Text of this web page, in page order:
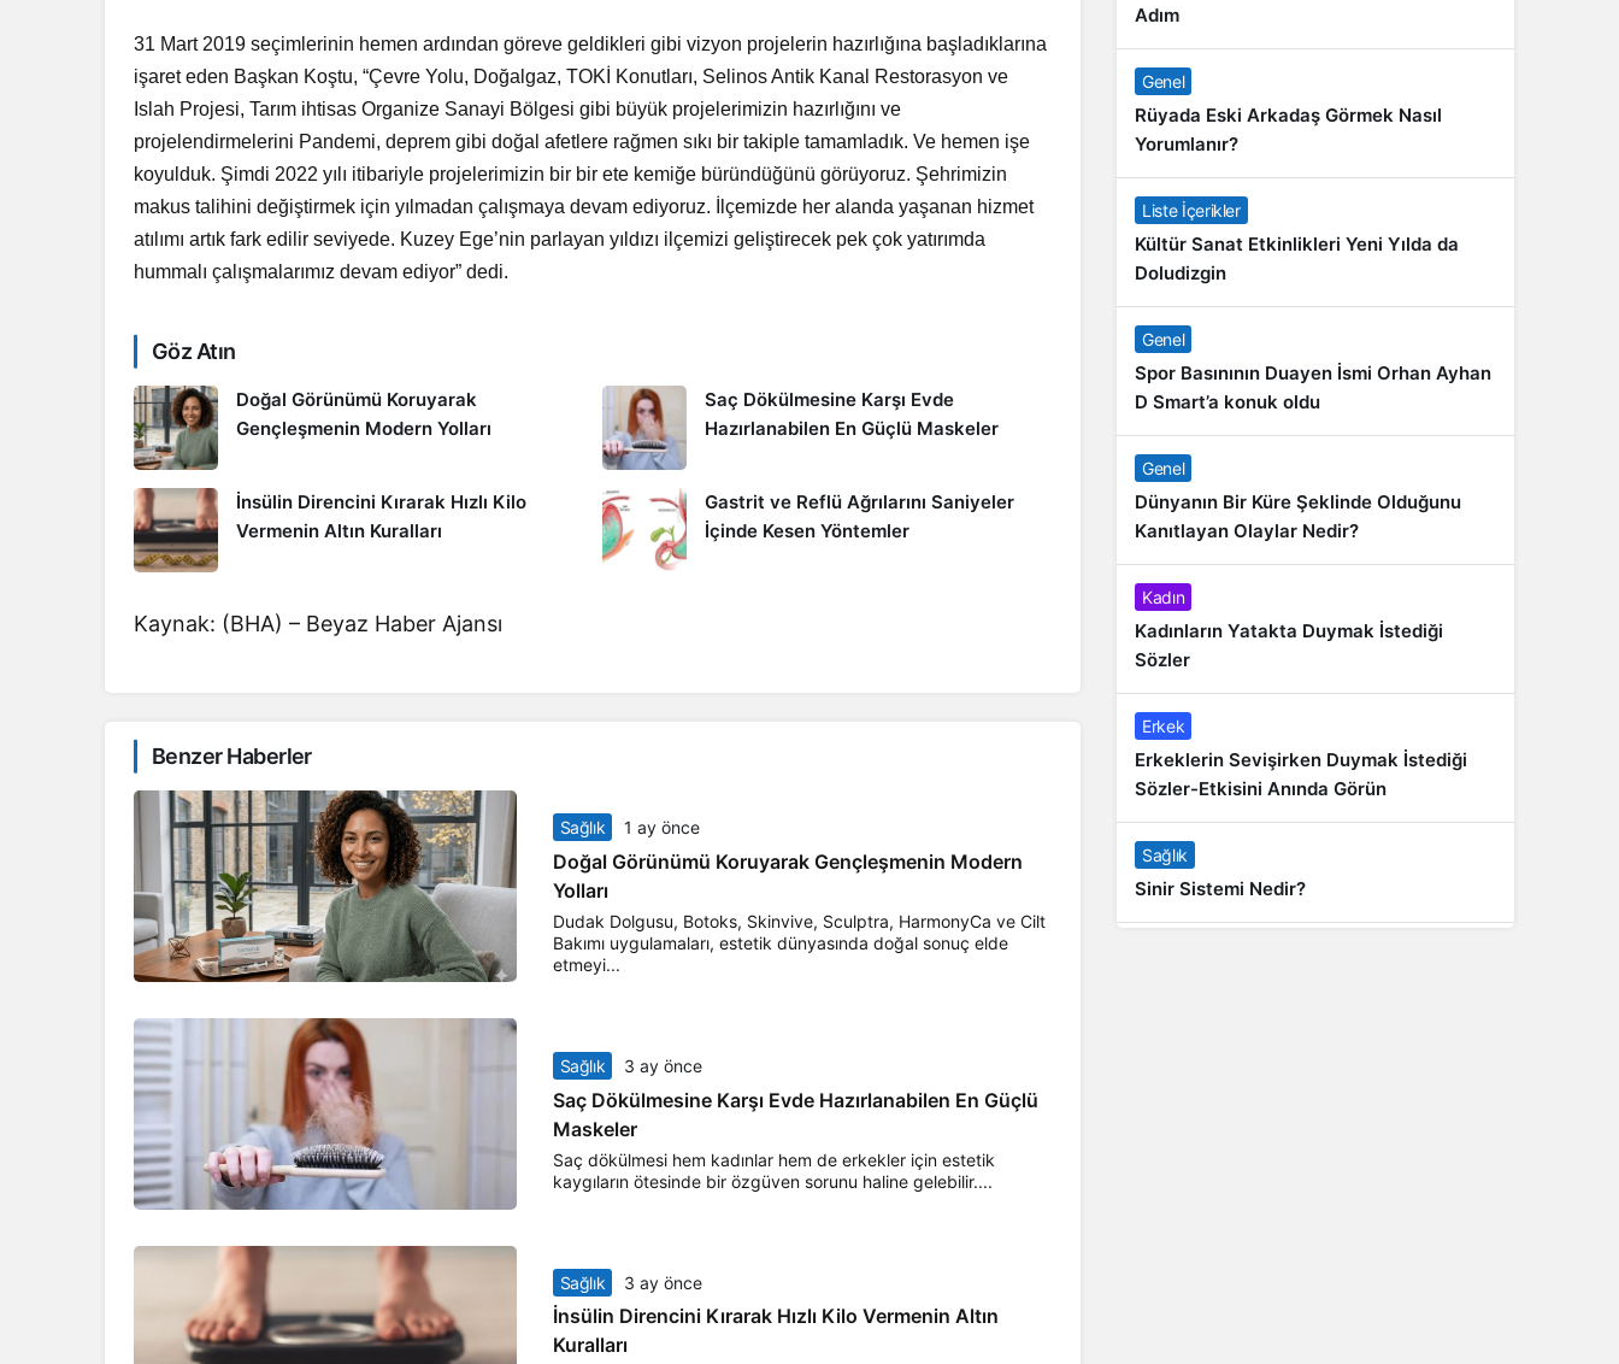
31 Mart 2019 seçimlerinin hemen ardından göreve geldikleri gibi vizyon projelerin hazırlığına başladıklarına
işaret eden Başkan Koştu, “Çevre Yolu, Doğalgaz, TOKİ Konutları, Selinos Antik Kanal Restorasyon ve
Islah Projesi, Tarım ihtisas Organize Sanayi Bölgesi gibi büyük projelerimizin hazırlığını ve
projelendirmelerini Pandemi, deprem gibi doğal afetlere rağmen sıkı bir takiple tamamladık. Ve hemen işe
koyulduk. Şimdi 2022 yılı itibariyle projelerimizin bir bir ete kemiğe büründüğünü görüyoruz. Şehrimizin
makus talihini değiştirmek için yılmadan çalışmaya devam ediyoruz. İlçemizde her alanda yaşanan hizmet
atılımı artık fark edilir seviyede. Kuzey Ege’nin parlayan yıldızı ilçemizi geliştirecek pek çok yatırımda
hummalı çalışmalarımız devam ediyor” dedi.
Göz Atın
Doğal Görünümü Koruyarak
Gençleşmenin Modern Yolları
Saç Dökülmesine Karşı Evde
Hazırlanabilen En Güçlü Maskeler
İnsülin Direncini Kırarak Hızlı Kilo
Vermenin Altın Kuralları
Gastrit ve Reflü Ağrılarını Saniyeler
İçinde Kesen Yöntemler
Kaynak: (BHA) – Beyaz Haber Ajansı
Benzer Haberler
Sağlık 1 ay önce
Doğal Görünümü Koruyarak Gençleşmenin Modern
Yolları
Dudak Dolgusu, Botoks, Skinvive, Sculptra, HarmonyCa ve Cilt
Bakımı uygulamaları, estetik dünyasında doğal sonuç elde
etmeyi...
Sağlık 3 ay önce
Saç Dökülmesine Karşı Evde Hazırlanabilen En Güçlü
Maskeler
Saç dökülmesi hem kadınlar hem de erkekler için estetik
kaygıların ötesinde bir özgüven sorunu haline gelebilir....
Sağlık 3 ay önce
İnsülin Direncini Kırarak Hızlı Kilo Vermenin Altın
Kuralları
Adım
Genel
Rüyada Eski Arkadaş Görmek Nasıl
Yorumlanır?
Liste İçerikler
Kültür Sanat Etkinlikleri Yeni Yılda da
Doludizgin
Genel
Spor Basınının Duayen İsmi Orhan Ayhan
D Smart’a konuk oldu
Genel
Dünyanın Bir Küre Şeklinde Olduğunu
Kanıtlayan Olaylar Nedir?
Kadın
Kadınların Yatakta Duymak İstediği
Sözler
Erkek
Erkeklerin Sevişirken Duymak İstediği
Sözler-Etkisini Anında Görün
Sağlık
Sinir Sistemi Nedir?